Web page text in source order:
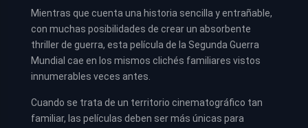
Mientras que cuenta una historia sencilla y entrañable,
con muchas posibilidades de crear un absorbente
thriller de guerra, esta película de la Segunda Guerra
Mundial cae en los mismos clichés familiares vistos
innumerables veces antes.
Cuando se trata de un territorio cinematográfico tan
familiar, las películas deben ser más únicas para